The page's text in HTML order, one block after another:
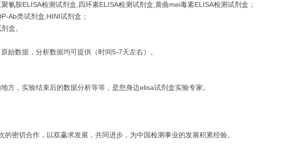
氰胺ELISA检测试剂盒,四环素ELISA检测试剂盒,黄曲mei毒素ELISA检测试剂盒；
Ab类试剂盒,HINI试剂盒；
盒。
始数据，分析数据均可提供（时间5-7天左右）。
方，实验结束后的数据分析等等，是您身边elisa试剂盒实验专家。
密切合作，以双赢求发展，共同进步，为中国检测事业的发展积累经验。